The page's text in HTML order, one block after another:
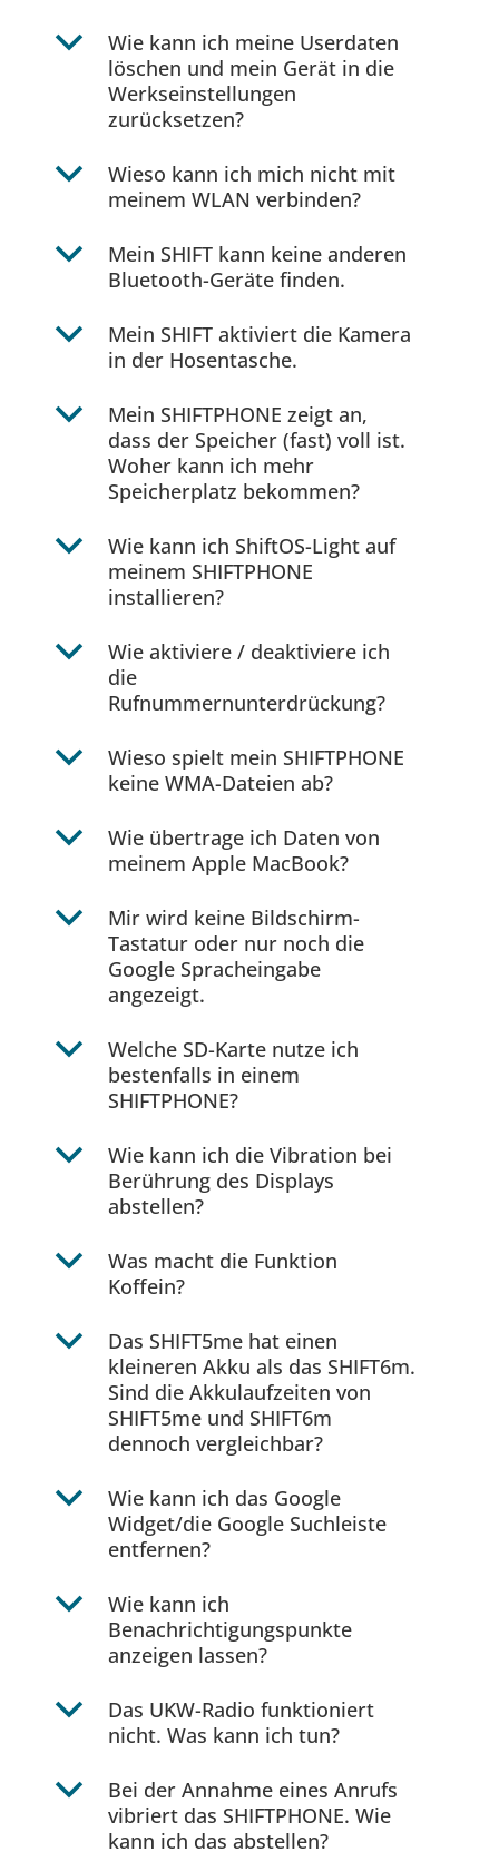
b
Wie kann ich meine Userdaten
löschen und mein Gerät in die
Werkseinstellungen
zurücksetzen?
b
Wieso kann ich mich nicht mit
meinem WLAN verbinden?
b
Mein SHIFT kann keine anderen
Bluetooth-Geräte finden.
b
Mein SHIFT aktiviert die Kamera
in der Hosentasche.
b
Mein SHIFTPHONE zeigt an,
dass der Speicher (fast) voll ist.
Woher kann ich mehr
Speicherplatz bekommen?
b
Wie kann ich ShiftOS-Light auf
meinem SHIFTPHONE
installieren?
b
Wie aktiviere / deaktiviere ich
die
Rufnummernunterdrückung?
b
Wieso spielt mein SHIFTPHONE
keine WMA-Dateien ab?
b
Wie übertrage ich Daten von
meinem Apple MacBook?
b
Mir wird keine Bildschirm-
Tastatur oder nur noch die
Google Spracheingabe
angezeigt.
b
Welche SD-Karte nutze ich
bestenfalls in einem
SHIFTPHONE?
b
Wie kann ich die Vibration bei
Berührung des Displays
abstellen?
b
Was macht die Funktion
Koffein?
b
Das SHIFT5me hat einen
kleineren Akku als das SHIFT6m.
Sind die Akkulaufzeiten von
SHIFT5me und SHIFT6m
dennoch vergleichbar?
b
Wie kann ich das Google
Widget/die Google Suchleiste
entfernen?
b
Wie kann ich
Benachrichtigungspunkte
anzeigen lassen?
b
Das UKW-Radio funktioniert
nicht. Was kann ich tun?
b
Bei der Annahme eines Anrufs
vibriert das SHIFTPHONE. Wie
kann ich das abstellen?